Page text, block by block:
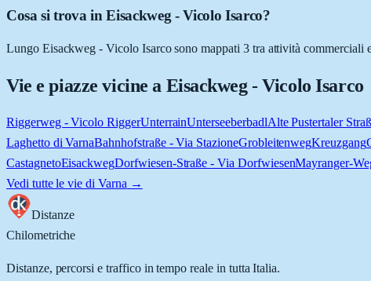
Cosa si trova in Eisackweg - Vicolo Isarco?
Lungo Eisackweg - Vicolo Isarco sono mappati 3 tra attività commerciali
Vie e piazze vicine a Eisackweg - Vicolo Isarco
Riggerweg - Vicolo RiggerUnterrainUnterseeberbadlAlte Pustertaler
Laghetto di VarnaBahnhofstraße - Via StazioneGrobleitenwegKreuzgang
CastagnetoEisackwegDorfwiesen-Straße - Via DorfwiesenMayranger-
Vedi tutte le vie di Varna →
Distanze
Chilometriche
Distanze, percorsi e traffico in tempo reale in tutta Italia.